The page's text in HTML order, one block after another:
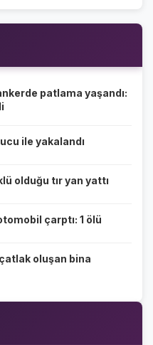
patlama yaşandı:
ile yakalandı
olduğu tır yan yattı
çarptı: 1 ölü
oluşan bina